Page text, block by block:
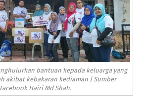
bantuan kepada keluarga yang
akibat kebakaran kediaman | Sumber
Facebook Hairi Md Shah.